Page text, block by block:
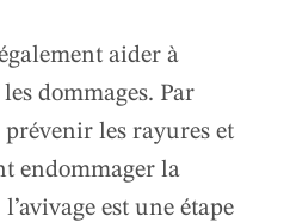
aider à
dommages. Par
les rayures et
endommager la
est une étape